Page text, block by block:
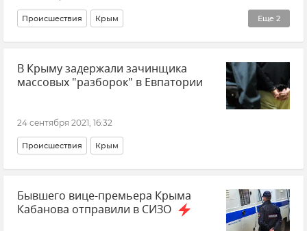
Еще 2
Происшествия Крым
ФСБ РФ (Федеральная служба безопасности Российской Федерации)
Совет министров РК
В Крыму задержали зачинщика
массовых "разборок" в Евпатории
24 сентября 2021, 16:32
Происшествия Крым
Бывшего вице-премьера Крыма
Кабанова отправили в СИЗО